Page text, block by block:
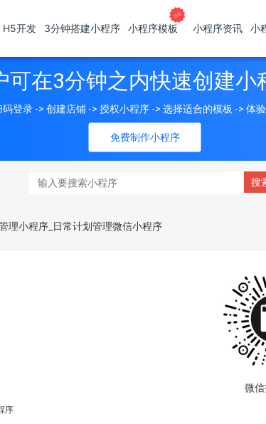
H5开发 3分钟搭建小程序 小程序模板 小程序资讯 小
在3分钟之内快速创建
免费制作小程序
码登录 -> 创建店铺 -> 授权小程序 -> 选择适合的模板 -> 体
理小程序_日常计划管理微信小程序
序
微